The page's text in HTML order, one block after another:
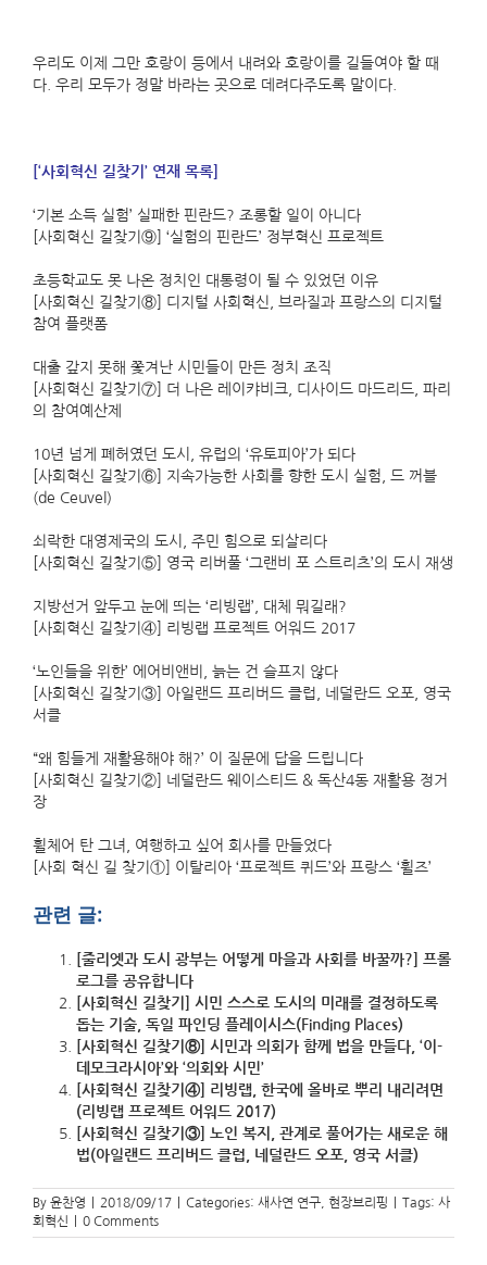
우리도 이제 그만 호랑이 등에서 내려와 호랑이를 길들여야 할 때
다. 우리 모두가 정말 바라는 곳으로 데려다주도록 말이다.
[‘사회혁신 길찾기’ 연재 목록]
‘기본 소득 실험’ 실패한 핀란드? 조롱할 일이 아니다
[사회혁신 길찾기⑨] ‘실험의 핀란드’ 정부혁신 프로젝트
초등학교도 못 나온 정치인 대통령이 될 수 있었던 이유
[사회혁신 길찾기⑧] 디지털 사회혁신, 브라질과 프랑스의 디지털
참여 플랫폼
대출 갚지 못해 쫓겨난 시민들이 만든 정치 조직
[사회혁신 길찾기⑦] 더 나은 레이캬비크, 디사이드 마드리드, 파리
의 참여예산제
10년 넘게 폐허였던 도시, 유럽의 ‘유토피아’가 되다
[사회혁신 길찾기⑥] 지속가능한 사회를 향한 도시 실험, 드 꺼블
(de Ceuvel)
쇠락한 대영제국의 도시, 주민 힘으로 되살리다
[사회혁신 길찾기⑤] 영국 리버풀 ‘그랜비 포 스트리츠’의 도시 재생
지방선거 앞두고 눈에 띄는 ‘리빙랩’, 대체 뭐길래?
[사회혁신 길찾기④] 리빙랩 프로젝트 어워드 2017
‘노인들을 위한’ 에어비앤비, 늙는 건 슬프지 않다
[사회혁신 길찾기③] 아일랜드 프리버드 클럽, 네덜란드 오포, 영국
서클
“왜 힘들게 재활용해야 해?’ 이 질문에 답을 드립니다
[사회혁신 길찾기②] 네덜란드 웨이스티드 & 독산4동 재활용 정거
장
휠체어 탄 그녀, 여행하고 싶어 회사를 만들었다
[사회 혁신 길 찾기①] 이탈리아 ‘프로젝트 퀴드’와 프랑스 ‘휠즈’
관련 글:
[줄리엣과 도시 광부는 어떻게 마을과 사회를 바꿀까?] 프롤
로그를 공유합니다
[사회혁신 길찾기] 시민 스스로 도시의 미래를 결정하도록
돕는 기술, 독일 파인딩 플레이시스(Finding Places)
[사회혁신 길찾기⑧] 시민과 의회가 함께 법을 만들다, ‘이-
데모크라시아’와 ‘의회와 시민’
[사회혁신 길찾기④] 리빙랩, 한국에 올바로 뿌리 내리려면
(리빙랩 프로젝트 어워드 2017)
[사회혁신 길찾기③] 노인 복지, 관계로 풀어가는 새로운 해
법(아일랜드 프리버드 클럽, 네덜란드 오포, 영국 서클)
By 윤찬영 2018/09/17 Categories: 새사연 연구 현장브리핑 Tags: 사
회혁신
0 Comments